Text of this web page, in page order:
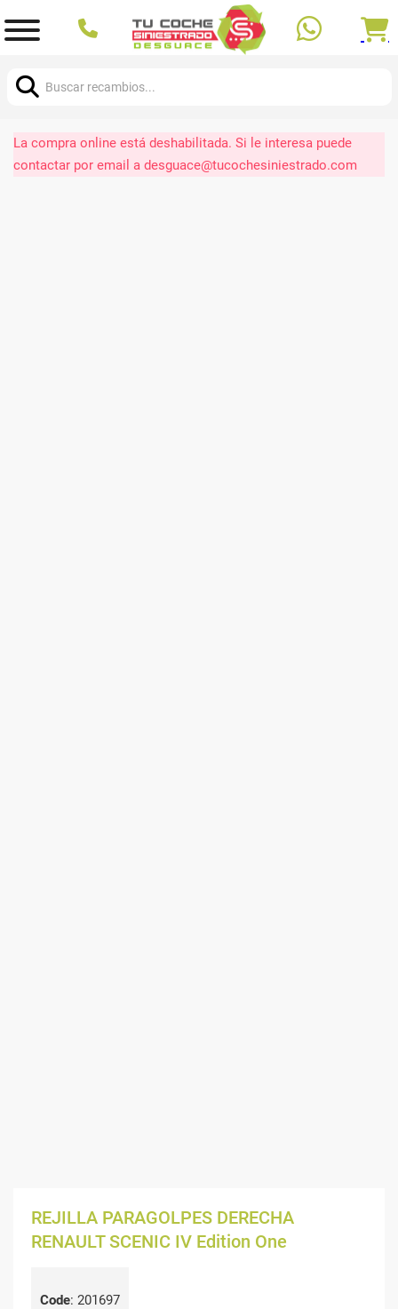
La compra online está deshabilitada. Si le interesa puede
contactar por email a desguace@tucochesiniestrado.com
REJILLA PARAGOLPES DERECHA
RENAULT SCENIC IV Edition One
Code: 201697